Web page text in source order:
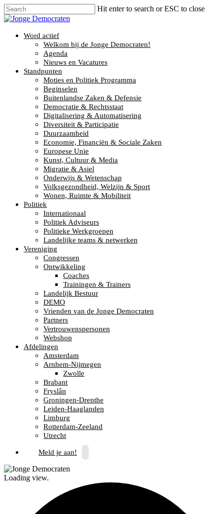
Hit enter to search or ESC to close
Word actief
Welkom bij de Jonge Democraten!
Agenda
Nieuws en Vacatures
Standpunten
Moties en Politiek Programma
Beginselen
Buitenlandse Zaken & Defensie
Democratie & Rechtsstaat
Digitalisering & Automatisering
Diversiteit & Participatie
Duurzaamheid
Economie, Financiën & Sociale Zaken
Europese Unie
Kunst, Cultuur & Media
Migratie & Asiel
Onderwijs & Wetenschap
Volksgezondheid, Welzijn & Sport
Wonen, Ruimte & Mobiliteit
Politiek
Internationaal
Politiek Adviseurs
Politieke Werkgroepen
Landelijke teams & netwerken
Vereniging
Congressen
Ontwikkeling
Coaches
Trainingen & Trainers
Landelijk Bestuur
DEMO
Vrienden van de Jonge Democraten
Partners
Vertrouwenspersonen
Webshop
Afdelingen
Amsterdam
Arnhem-Nijmegen
Zwolle
Brabant
Fryslân
Groningen-Drenthe
Leiden-Haaglanden
Limburg
Rotterdam-Zeeland
Utrecht
Meld je aan!
Loading view.